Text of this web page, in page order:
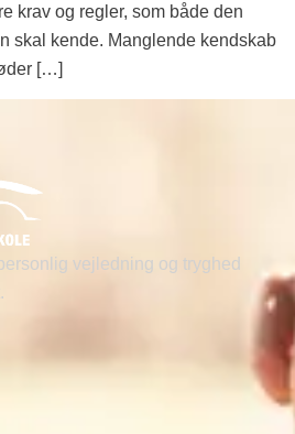
krav og regler, som både den
skal kende. Manglende kendskab
[…]
vejledning og tryghed